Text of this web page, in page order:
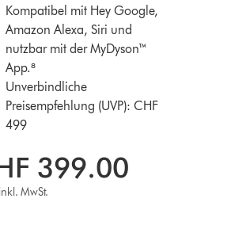
Kompatibel mit Hey Google,
Amazon Alexa, Siri und
nutzbar mit der MyDyson™
App.⁸
Unverbindliche
Preisempfehlung (UVP): CHF
499
399.00
MwSt.